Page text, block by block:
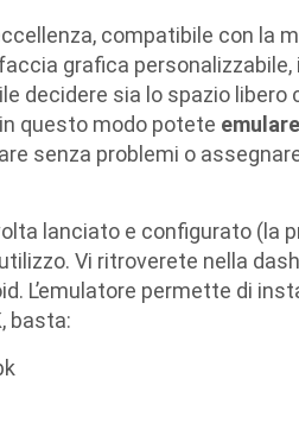
compatibile con la
grafica
decidere sia lo spazio
questo modo potete
senza problemi o
lanciato e configurato (la
Vi ritroverete nella
L’emulatore permette di
basta: